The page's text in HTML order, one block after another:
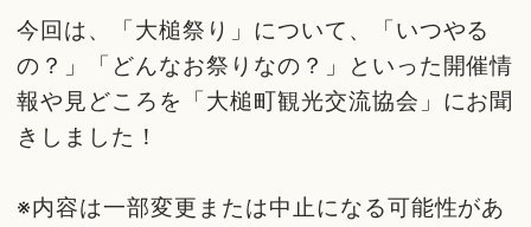
今回は、「大槌祭り」について、「いつやる
の？」「どんなお祭りなの？」といった開催情
報や見どころを「大槌町観光交流協会」にお聞
きしました！
※内容は一部変更または中止になる可能性があ